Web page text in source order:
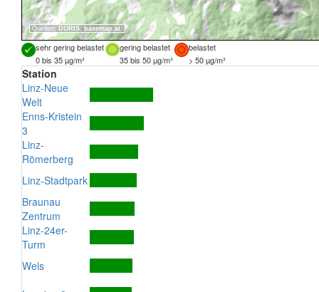
Quellen: DORIS, basemap.at
sehr gering belastet gering belastet
belastet
0 bis 35 µg/m³
35 bis 50 µg/m³ > 50 µg/m³
Station
Linz-Neue
Welt
Enns-Kristein
3
Linz-
Römerberg
Linz-Stadtpark
Braunau
Zentrum
Linz-24er-
Turm
Wels